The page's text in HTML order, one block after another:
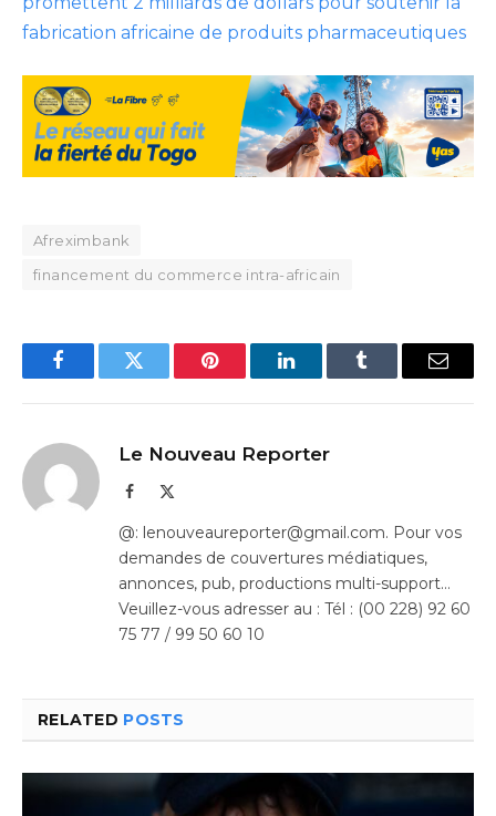
fabrication africaine de produits pharmaceutiques
Afreximbank
financement du commerce intra-africain
FacebookTwitter Pinterest LinkedInTumblr Email
Le Nouveau Reporter
Facebook
@: lenouveaureporter@gmail.com. Pour vos
demandes de couvertures médiatiques,
annonces, pub, productions multi-support…
Veuillez-vous adresser au : Tél : (00 228) 92 60
75 77 / 99 50 60 10
RELATED POSTS